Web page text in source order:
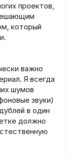
проектов,
который
важно
Я всегда
шумов
звуки)
в один
должно